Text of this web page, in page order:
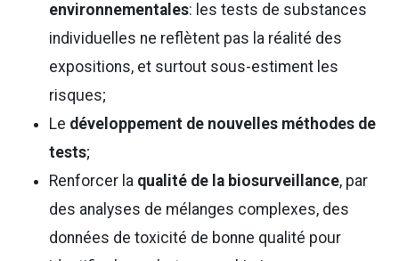
environnementales: les tests de substances
individuelles ne reflètent pas la réalité des
expositions, et surtout sous-estiment les
risques;
Le développement de nouvelles méthodes de
tests;
Renforcer la qualité de la biosurveillance, par
des analyses de mélanges complexes, des
données de toxicité de bonne qualité pour